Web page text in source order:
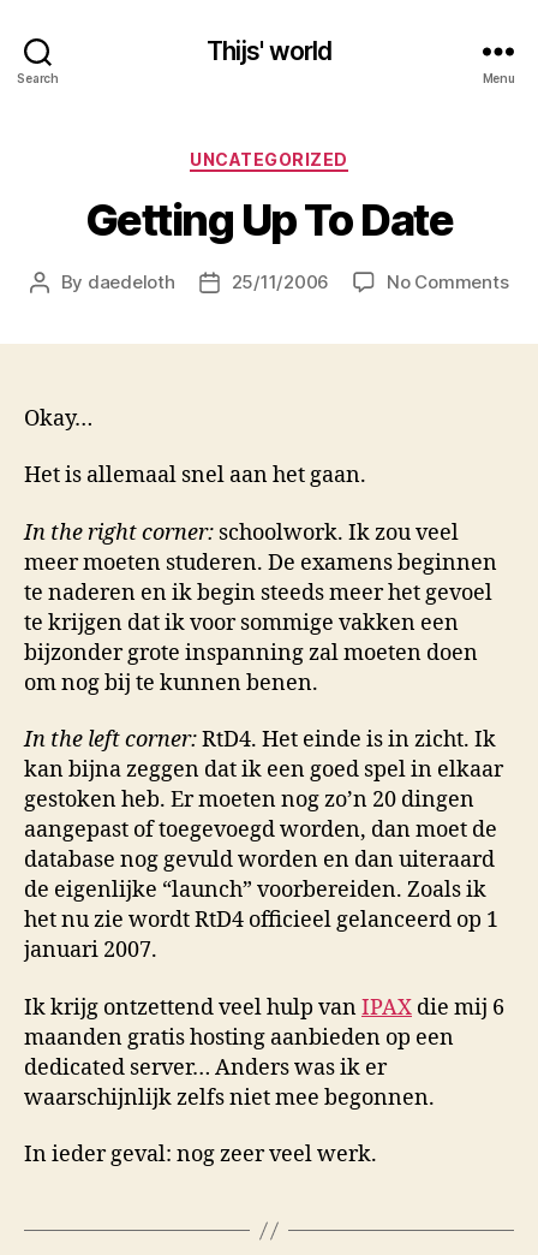
Search
Thijs' world
Menu
Categories
UNCATEGORIZED
Getting Up To Date
Post
By daedeloth
Post25/11/2006 No Commentson
Okay…
Het is allemaal snel aan het gaan.
In the right corner: schoolwork. Ik zou veel
meer moeten studeren. De examens beginnen
te naderen en ik begin steeds meer het gevoel
te krijgen dat ik voor sommige vakken een
bijzonder grote inspanning zal moeten doen
om nog bij te kunnen benen.
In the left corner:RtD4. Het einde is in zicht. Ik
kan bijna zeggen dat ik een goed spel in elkaar
gestoken heb. Er moeten nog zo’n 20 dingen
aangepast of toegevoegd worden, dan moet de
database nog gevuld worden en dan uiteraard
de eigenlijke “launch” voorbereiden. Zoals ik
het nu zie wordt RtD4 officieel gelanceerd op 1
januari 2007.
Ik krijg ontzettend veel hulp vanIPAX die mij 6
maanden gratis hosting aanbieden op een
dedicated server… Anders was ik er
waarschijnlijk zelfs niet mee begonnen.
In ieder geval: nog zeer veel werk.